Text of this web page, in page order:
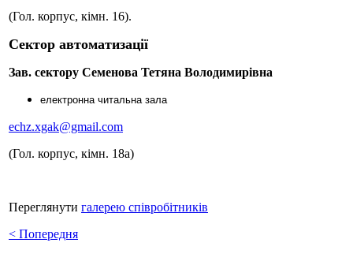
(Гол. корпус, кімн. 16).
Сектор автоматизації
Зав. сектору Семенова Тетяна Володимирівна
електронна читальна зала
echz.xgak@gmail.com
(Гол. корпус, кімн. 18а)
Переглянути галерею спiвробiтникiв
< Попередня